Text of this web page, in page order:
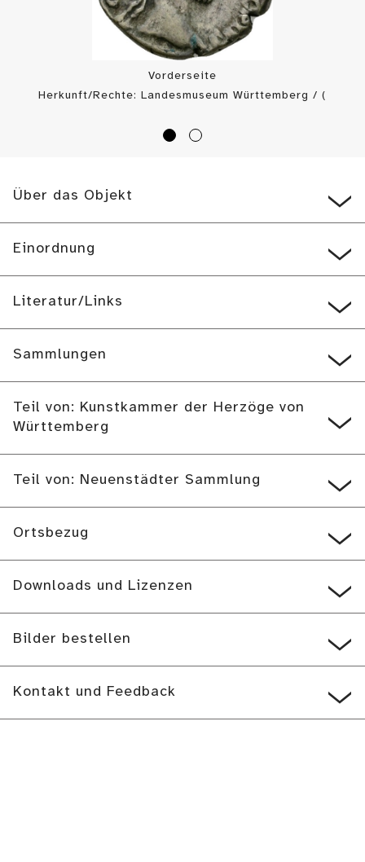
Vorderseite
Herkunft/Rechte: Landesmuseum Württemberg / (
Über das Objekt
Einordnung
Literatur/Links
Sammlungen
Teil von: Kunstkammer der Herzöge von
Württemberg
Teil von: Neuenstädter Sammlung
Ortsbezug
Downloads und Lizenzen
Bilder bestellen
Kontakt und Feedback